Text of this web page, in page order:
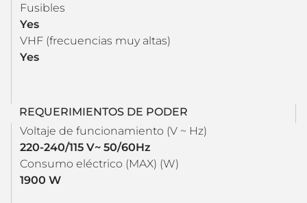
Fusibles
Yes
VHF (frecuencias muy altas)
Yes
REQUERIMIENTOS DE PODER
Voltaje de funcionamiento (V ~ Hz)
220-240/115 V~ 50/60Hz
Consumo eléctrico (MAX) (W)
1900 W